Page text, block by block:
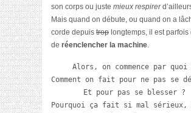
son corps ou juste mieux respirer
Mais quand on débute, ou quand on a
corde depuis trop longtemps, il est parfois
de réenclencher la machine.
Alors, on commence par quoi
Comment on fait pour ne pas se
Et pour pas se blesser ?
Pourquoi ça fait si mal sérieux,